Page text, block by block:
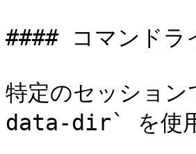
#### コマンドラ
特定のセッショ
data-dir` を使用